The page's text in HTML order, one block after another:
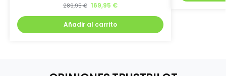
289,95€ 169,95 €
Añadir al carrito